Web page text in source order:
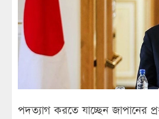
পদত্যাগ করতে যাচ্ছেন জাপানের